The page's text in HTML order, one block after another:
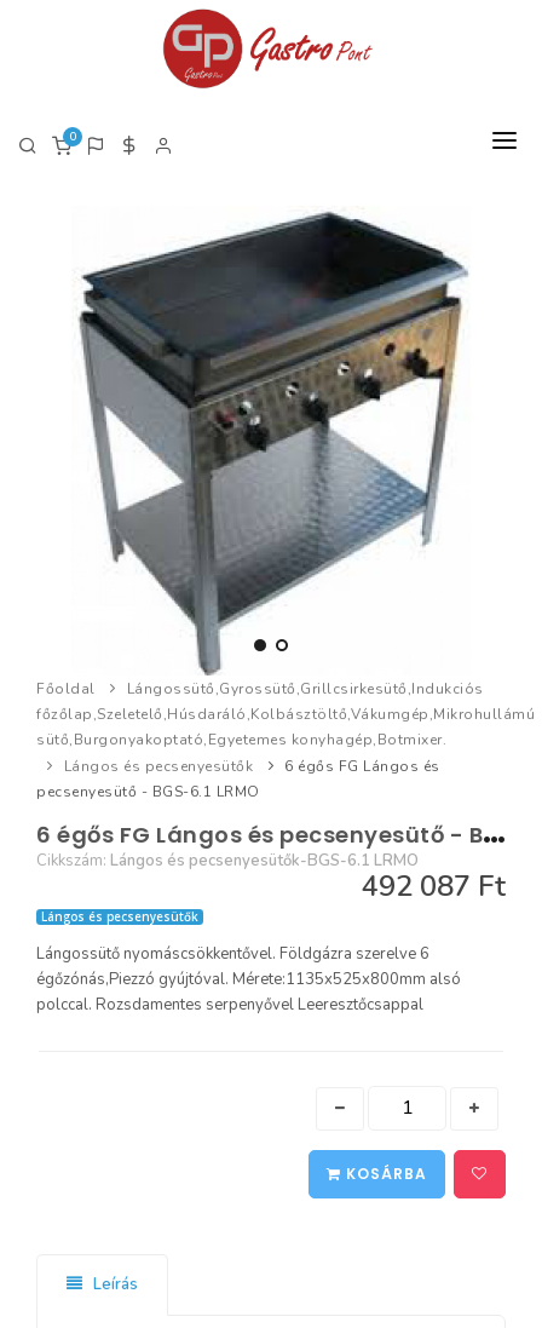
0
RÓLUNK
TERMÉKEK
TERMÉK LISTA PDF
Főoldal
Lángossütő,Gyrossütő,Grillcsirkesütő,Indukciós
főzőlap,Szeletelő,Húsdaráló,Kolbásztöltő,Vákumgép,Mikrohullámú
sütő,Burgonyakoptató,Egyetemes konyhagép,Botmixer.
Lángos és pecsenyesütők
6 égős FG Lángos és
pecsenyesütő - BGS-6.1 LRMO
6
égős FG Lángos és pecsenyesütő - BGS-6.1 LRMO
Cikkszám: Lángos és pecsenyesütők-BGS-6.1 LRMO
492 087 Ft
Lángos és pecsenyesütők
Lángossütő nyomáscsökkentővel. Földgázra szerelve 6
égőzónás,Piezzó gyújtóval. Mérete:1135x525x800mm alsó
polccal. Rozsdamentes serpenyővel Leeresztőcsappal
KOSÁRBA
Leírás